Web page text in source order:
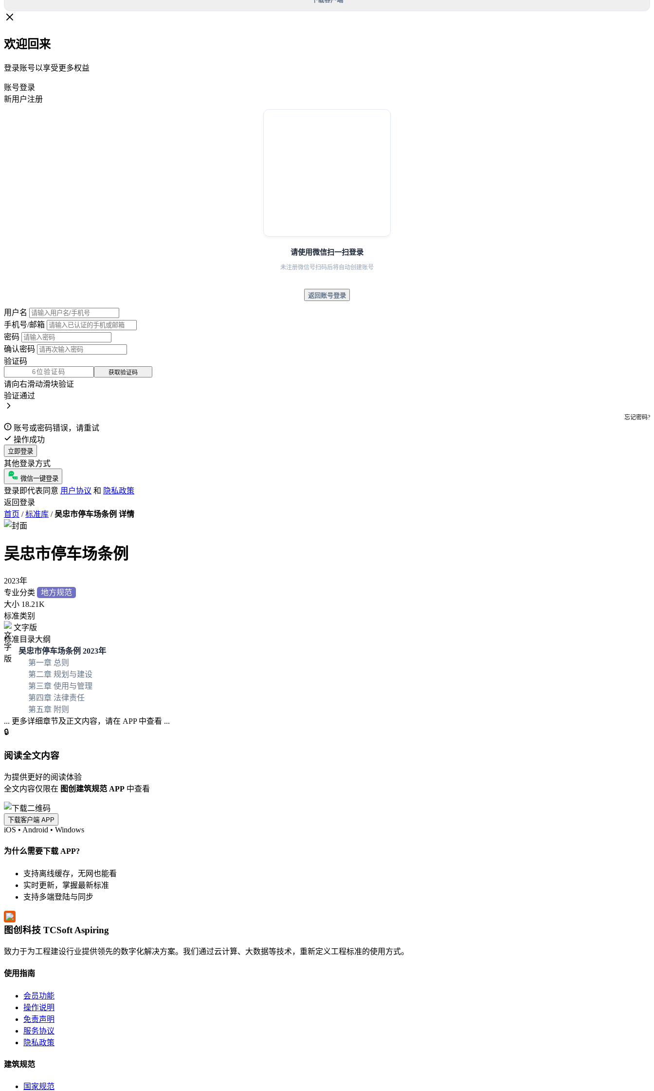
欢迎回来
登录账号以享受更多权益
账号登录
新用户注册
请使用微信扫一扫登录
未注册微信号扫码后将自动创建账号
返回账号登录
用户名
手机号/邮箱
密码
确认密码
验证码
获取验证码
请向右滑动滑块验证
验证通过
忘记密码?
账号或密码错误，请重试
操作成功
立即登录
其他登录方式
微信一键登录
登录即代表同意 用户协议 和 隐私政策
返回登录
首页 / 标准库 / 吴忠市停车场条例 详情
吴忠市停车场条例
2023年
专业分类
地方规范
大小 18.21K
标准类别
文字版
标准目录大纲
吴忠市停车场条例 2023年
第一章 总则
第二章 规划与建设
第三章 使用与管理
第四章 法律责任
第五章 附则
... 更多详细章节及正文内容，请在 APP 中查看 ...
🔒
阅读全文内容
为提供更好的阅读体验
全文内容仅限在 图创建筑规范 APP 中查看
下载客户端 APP
iOS • Android • Windows
为什么需要下载 APP?
支持离线缓存，无网也能看
实时更新，掌握最新标准
支持多端登陆与同步
图创科技 TCSoft Aspiring
致力于为工程建设行业提供领先的数字化解决方案。我们通过云计算、大数据等技术，重新定义工程标准的使用方式。
使用指南
会员功能
操作说明
免责声明
服务协议
隐私政策
建筑规范
国家规范